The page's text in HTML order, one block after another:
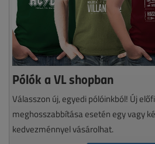
Pólók a VL shopban
Válasszon új, egyedi pólóinkból! Új
meghosszabbítása esetén egy vagy
kedvezménnyel vásárolhat.